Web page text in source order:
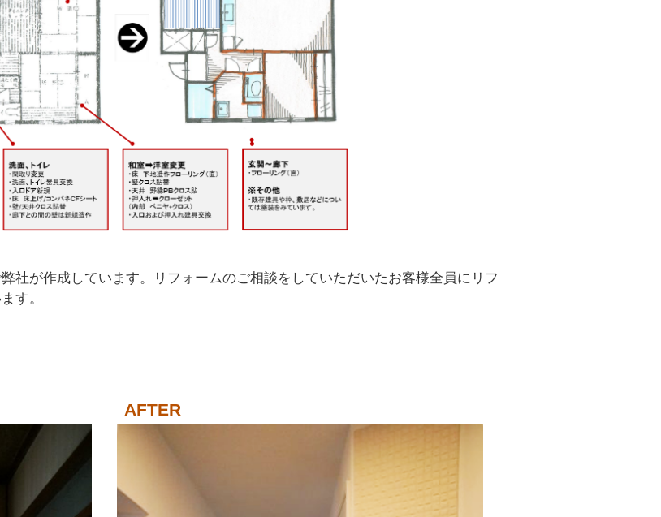
社が作成しています。リフォームのご相談をしていただいたお客様全員にリフ
す。